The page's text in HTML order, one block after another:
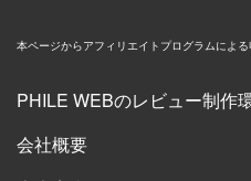
本ページからアフィリエイトプログラムによ
PHILE WEBのレビュー制作
会社概要